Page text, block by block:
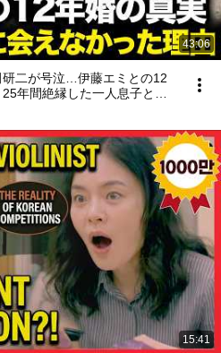
43:06
研二が号泣…伊藤エミとの12
年間絶縁した一人息子と再
き元妻が遺した最期の遺言が
15:41